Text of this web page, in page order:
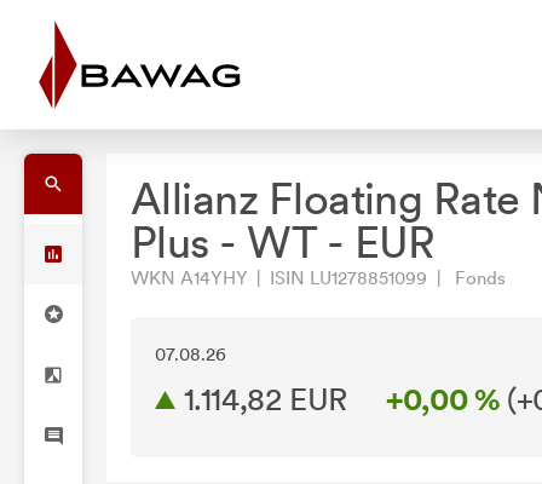
Allianz Floating Rate
Plus - WT - EUR
WKN A14YHY | ISIN LU1278851099 | Fonds
07.08.26
1.114,82 EUR +0,00 % (